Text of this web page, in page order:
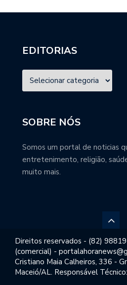
EDITORIAS
SOBRE NÓS
Somos um portal de noticias
entretenimento, religião,
muito mais.
Direitos reservados - (82)
(comercial) -
Cristiano Maia Calheiros, 336 -
Maceió/AL. Responsável